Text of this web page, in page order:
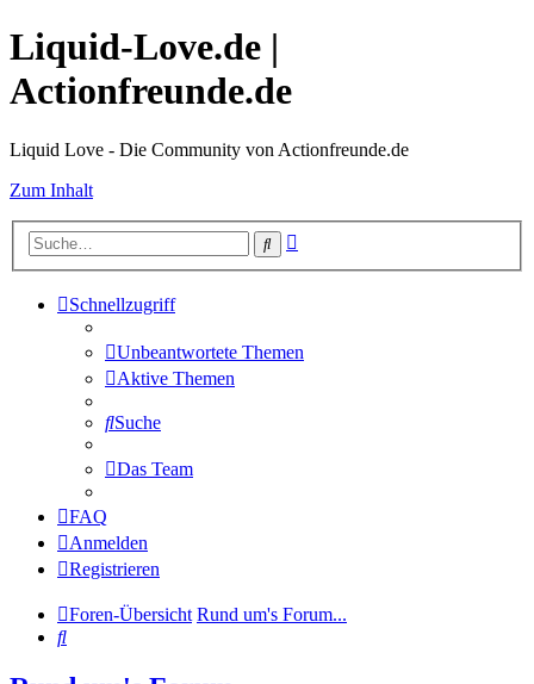
Liquid-Love.de |
Actionfreunde.de
Liquid Love - Die Community von Actionfreunde.de
Zum Inhalt
Suche
Schnellzugriff
Unbeantwortete Themen
Aktive Themen
Suche
Das Team
FAQ
Anmelden
Registrieren
Foren-Übersicht Rund um's Forum...
Suche